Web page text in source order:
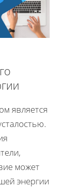
является
может
энергии